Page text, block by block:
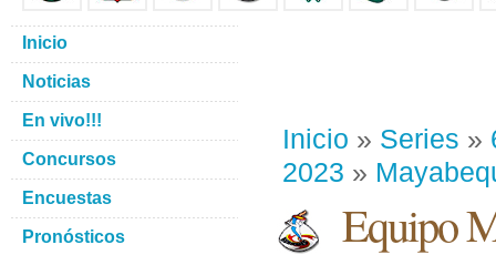
Inicio » Series »
2023 »
Equipo
Inicio
Noticias
En vivo!!!
Concursos
Encuestas
Pronósticos